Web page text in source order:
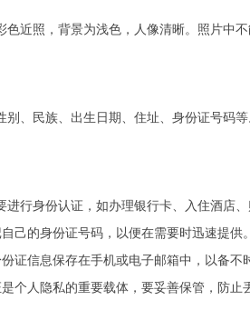
色近照，背景为浅色，人像清晰。照片中
、民族、出生日期、住址、身份证号码
行身份认证，如办理银行卡、入住酒店
己的身份证号码，以便在需要时迅速提供。
证信息保存在手机或电子邮箱中，以备不
个人隐私的重要载体，要妥善保管，防止